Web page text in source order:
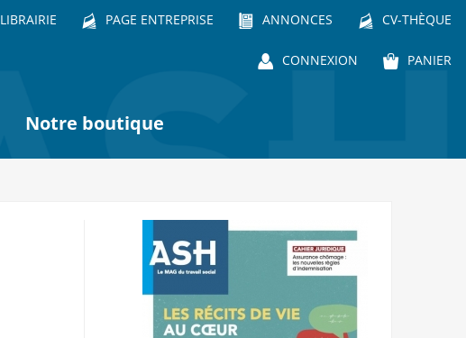
LIBRAIRIE PAGE ENTREPRISE ANNONCES CV-THÈQUE
CONNEXION PANIER
Notre boutique